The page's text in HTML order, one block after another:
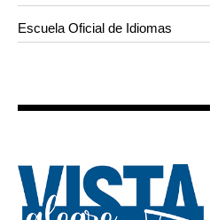
Escuela Oficial de Idiomas